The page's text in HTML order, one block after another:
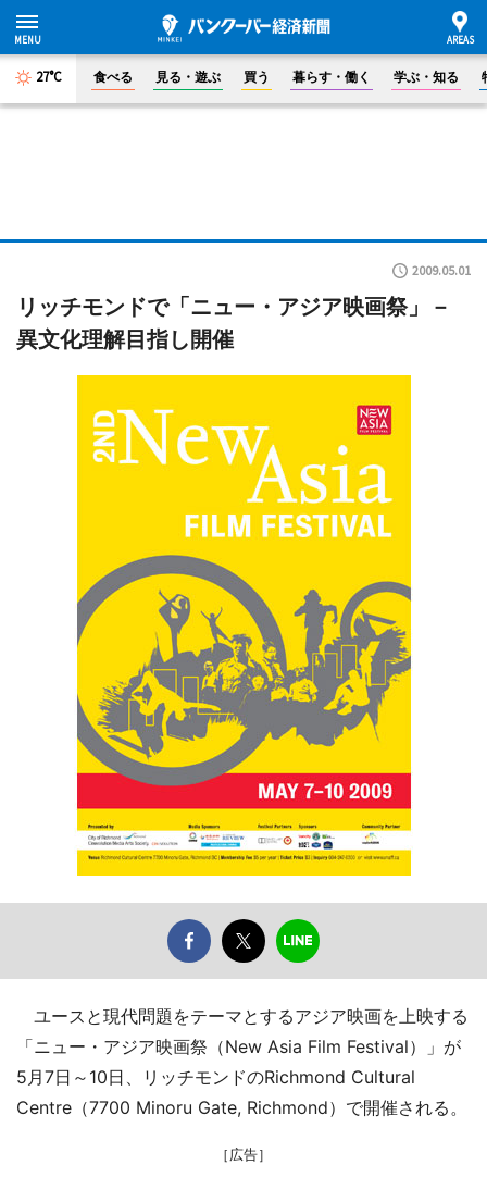
27°C 食べる 見る・遊ぶ 買う 暮らす・働く 学ぶ・知る
2009.05.01
リッチモンドで「ニュー・アジア映画祭」－
異文化理解目指し開催
ユースと現代問題をテーマとするアジア映画を上映する
「ニュー・アジア映画祭（New Asia Film Festival）」が
5月7日～10日、リッチモンドのRichmond Cultural
Centre（7700 Minoru Gate, Richmond）で開催される。
［広告］